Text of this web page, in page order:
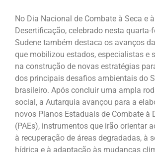
No Dia Nacional de Combate à Seca e à
Desertificação, celebrado nesta quarta-
Sudene também destaca os avanços
que mobilizou estados, especialistas e
na construção de novas estratégias
dos principais desafios ambientais do
brasileiro. Após concluir uma ampla
social, a Autarquia avançou para a
novos Planos Estaduais de Combate à
(PAEs), instrumentos que irão orientar
à recuperação de áreas degradadas, à
hídrica e à adaptação às mudanças